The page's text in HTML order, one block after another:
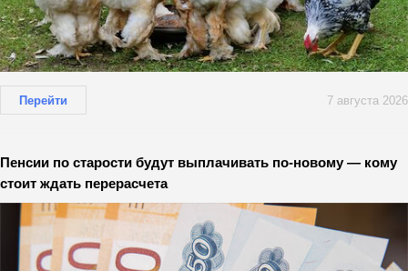
Перейти 7 августа 2026
Пенсии по старости будут выплачивать по-новому — кому
стоит ждать перерасчета